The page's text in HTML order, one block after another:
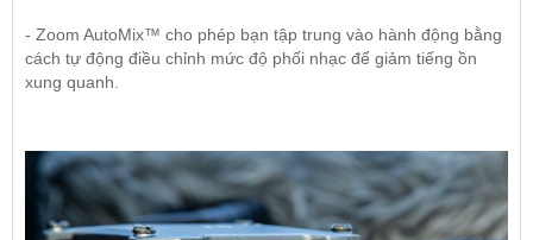
- Zoom AutoMix™ cho phép bạn tập trung vào hành động bằng
cách tự động điều chỉnh mức độ phối nhạc để giảm tiếng ồn
xung quanh.